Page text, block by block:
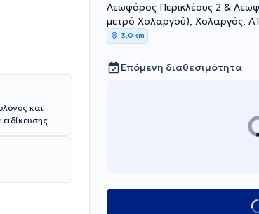
και
Karolinska
έχει
ιδιωτικές
υψηλού
Λεωφόρος Περικλέους 2 &
μετρό Χολαργού), Χολαργός,
3,0 km
Επόμενη διαθεσιμότητα
Κλείσε